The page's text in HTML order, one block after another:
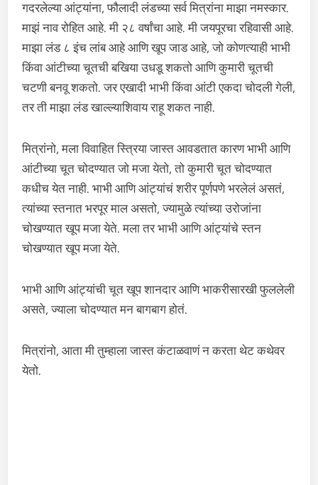
गदरलेल्या आंट्यांना, फौलादी लंडच्या सर्व मित्रांना माझा नमस्कार.
माझं नाव रोहित आहे. मी २८ वर्षांचा आहे. मी जयपूरचा रहिवासी आहे.
माझा लंड ८ इंच लांब आहे आणि खूप जाड आहे, जो कोणत्याही भाभी
किंवा आंटीच्या चूतची बखिया उधडू शकतो आणि कुमारी चूतची
चटणी बनवू शकतो. जर एखादी भाभी किंवा आंटी एकदा चोदली गेली,
तर ती माझा लंड खाल्ल्याशिवाय राहू शकत नाही.
मित्रांनो, मला विवाहित स्त्रिया जास्त आवडतात कारण भाभी आणि
आंटीच्या चूत चोदण्यात जो मजा येतो, तो कुमारी चूत चोदण्यात
कधीच येत नाही. भाभी आणि आंट्यांचं शरीर पूर्णपणे भरलेलं असतं,
त्यांच्या स्तनात भरपूर माल असतो, ज्यामुळे त्यांच्या उरोजांना
चोखण्यात खूप मजा येते. मला तर भाभी आणि आंट्यांचे स्तन
चोखण्यात खूप मजा येते.
भाभी आणि आंट्यांची चूत खूप शानदार आणि भाकरीसारखी फुललेली
असते, ज्याला चोदण्यात मन बागबाग होतं.
मित्रांनो, आता मी तुम्हाला जास्त कंटाळवाणं न करता थेट कथेवर
येतो.